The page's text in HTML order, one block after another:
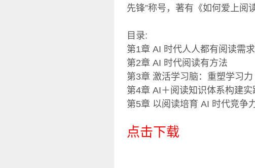
先锋”称号，著有《如何爱上阅
目录:
第1章 AI 时代人人都有阅读需求
第2章 AI 时代阅读有方法
第3章 激活学习脑：重塑学习力
第4章 AI＋阅读知识体系构建实
第5章 以阅读培育 AI 时代竞争
点击下载